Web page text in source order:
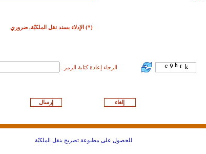
(*) الإدلاء بسند نقل الملكيّة, ضروري
الرجاء إعادة كتابة الرمز :
للحصول على مطبوعة تصريح بنقل الملكيّة